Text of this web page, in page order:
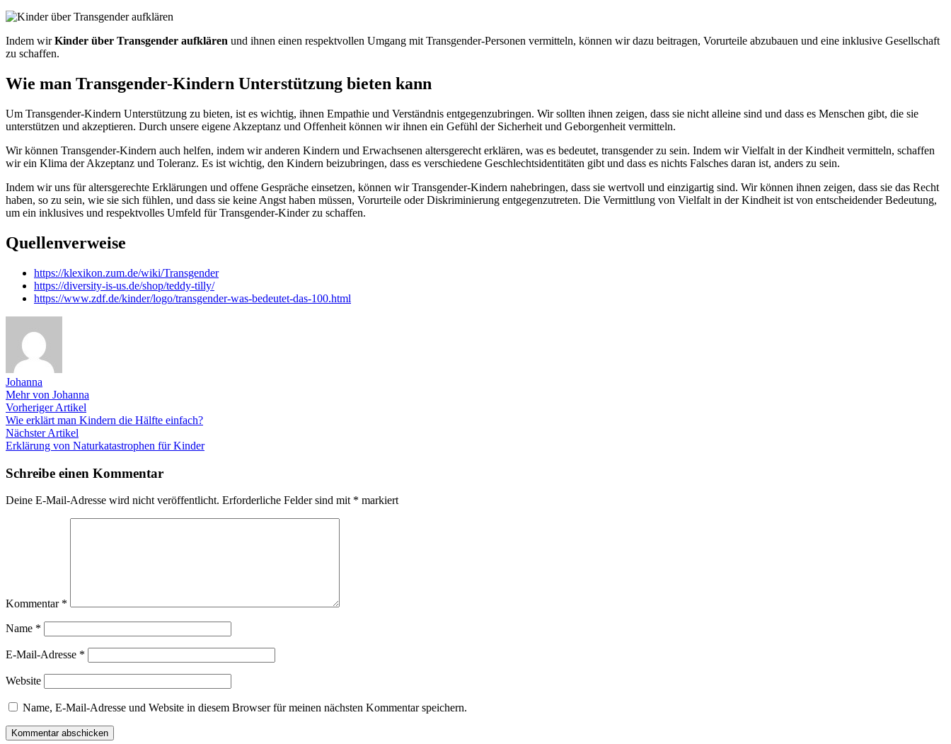
Indem wirKinder über Transgender aufklären und ihnen einen respektvollen Umgang mit Transgender-Personen vermitteln, können wir dazu beitragen, Vorurteile abzubauen und eine inklusive Gesellschaft
zu schaffen.
Wie man Transgender-Kindern Unterstützung bieten kann
Um Transgender-Kindern Unterstützung zu bieten, ist es wichtig, ihnen Empathie und Verständnis entgegenzubringen. Wir sollten ihnen zeigen, dass sie nicht alleine sind und dass es Menschen gibt, die sie
unterstützen und akzeptieren. Durch unsere eigene Akzeptanz und Offenheit können wir ihnen ein Gefühl der Sicherheit und Geborgenheit vermitteln.
Wir können Transgender-Kindern auch helfen, indem wir anderen Kindern und Erwachsenen altersgerecht erklären, was es bedeutet, transgender zu sein. Indem wir Vielfalt in der Kindheit vermitteln, schaffen
wir ein Klima der Akzeptanz und Toleranz. Es ist wichtig, den Kindern beizubringen, dass es verschiedene Geschlechtsidentitäten gibt und dass es nichts Falsches daran ist, anders zu sein.
Indem wir uns für altersgerechte Erklärungen und offene Gespräche einsetzen, können wir Transgender-Kindern nahebringen, dass sie wertvoll und einzigartig sind. Wir können ihnen zeigen, dass sie das Recht
haben, so zu sein, wie sie sich fühlen, und dass sie keine Angst haben müssen, Vorurteile oder Diskriminierung entgegenzutreten. Die Vermittlung von Vielfalt in der Kindheit ist von entscheidender Bedeutung,
um ein inklusives und respektvolles Umfeld für Transgender-Kinder zu schaffen.
Quellenverweise
https://klexikon.zum.de/wiki/Transgender
https://diversity-is-us.de/shop/teddy-tilly/
https://www.zdf.de/kinder/logo/transgender-was-bedeutet-das-100.html
Johanna
Mehr von Johanna
Beitragsnavigation
Vorheriger Artikel
Artikel:
Wie erklärt man Kindern die Hälfte einfach?
Nächster Artikel
Artikel:
Erklärung von Naturkatastrophen für Kinder
Schreibe einen Kommentar
Deine E-Mail-Adresse wird nicht veröffentlicht. Erforderliche Felder sind mit * markiert
Kommentar *
Name *
E-Mail-Adresse *
Website
Name, E-Mail-Adresse und Website in diesem Browser für meinen nächsten Kommentar speichern.